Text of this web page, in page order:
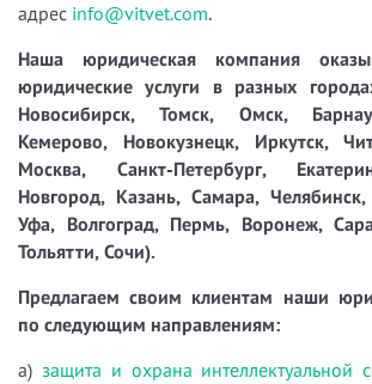
адрес info@vitvet.com.
Наша юридическая компания
юридические услуги в разных
Новосибирск, Томск, Омск,
Кемерово, Новокузнецк, Иркутск,
Москва, Санкт-Петербург,
Новгород, Казань, Самара,
Уфа, Волгоград, Пермь, Воронеж,
Тольятти, Сочи).
Предлагаем своим клиентам наши
по следующим направлениям:
а) защита и охрана интеллектуальной